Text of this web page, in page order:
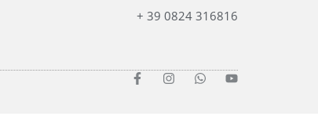
+ 39 0824 316816